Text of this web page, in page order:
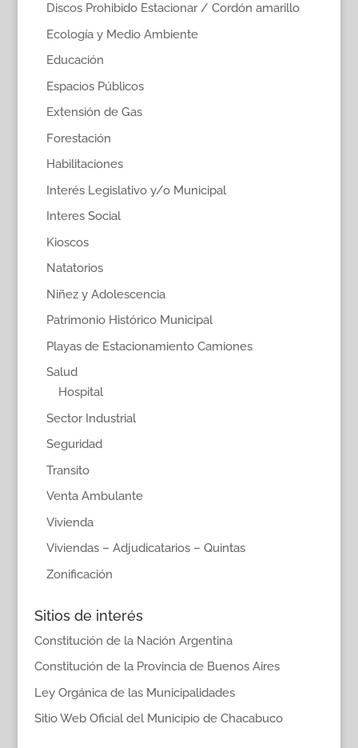
Discos Prohibido Estacionar / Cordón amarillo
Ecología y Medio Ambiente
Educación
Espacios Públicos
Extensión de Gas
Forestación
Habilitaciones
Interés Legislativo y/o Municipal
Interes Social
Kioscos
Natatorios
Niñez y Adolescencia
Patrimonio Histórico Municipal
Playas de Estacionamiento Camiones
Salud
Hospital
Sector Industrial
Seguridad
Transito
Venta Ambulante
Vivienda
Viviendas – Adjudicatarios – Quintas
Zonificación
Sitios de interés
Constitución de la Nación Argentina
Constitución de la Provincia de Buenos Aires
Ley Orgánica de las Municipalidades
Sitio Web Oficial del Municipio de Chacabuco